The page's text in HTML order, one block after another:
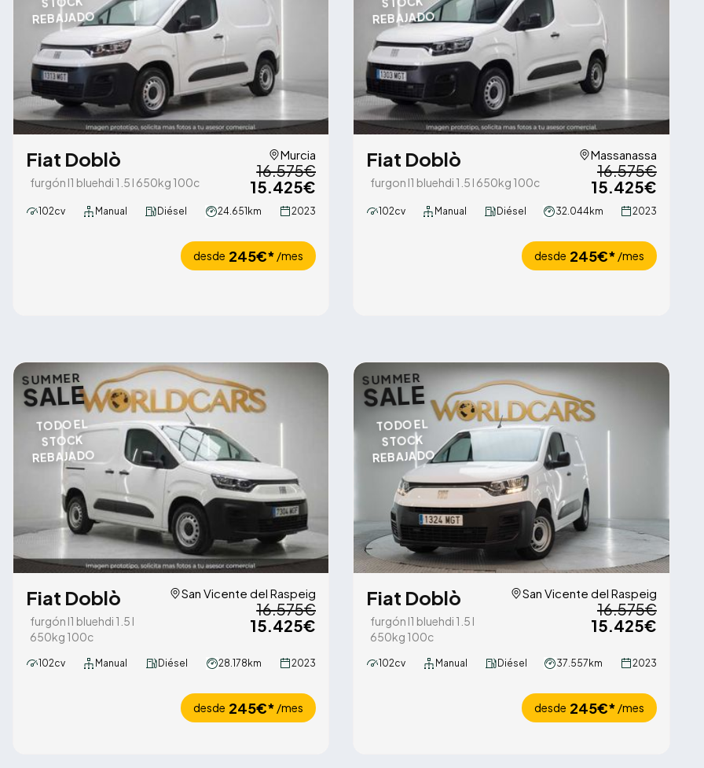
REBAJADO
Fiat Doblò
furgón l1 bluehdi 1.5 l 650kg 100c
Murcia
16.575€
15.425€
102cv Manual Diésel 24.651km 2023
desde 245€* /mes
REBAJADO
Fiat Doblò
furgon l1 bluehdi 1.5 l 650kg 100c
Massanassa
16.575€
15.425€
102cv Manual Diésel 32.044km 2023
desde 245€* /mes
SUMMER
SALE
TODO EL
STOCK
REBAJADO
Fiat Doblò
furgón l1 bluehdi 1.5 l
650kg 100c
San Vicente del Raspeig
16.575€
15.425€
102cv Manual Diésel 28.178km 2023
desde 245€* /mes
SUMMER
SALE
TODO EL
STOCK
REBAJADO
Fiat Doblò
furgón l1 bluehdi 1.5 l
650kg 100c
San Vicente del Raspeig
16.575€
15.425€
102cv Manual Diésel 37.557km 2023
desde 245€* /mes